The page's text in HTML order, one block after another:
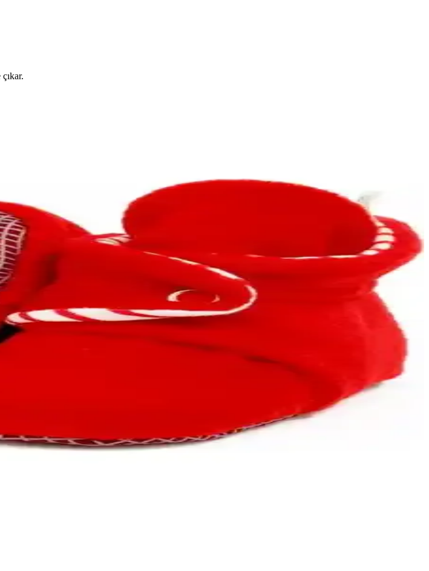
olur, renkli modelleriyle çocuklar için eğlenceli seçenekler sunar.
Rehberi
ve ideal hediye kombinasyonları hakkında detaylar.
favorisi. Konfor ve şıklığı bir arada sunan modeller, bebeğinizin hareket özgürlüğünü destekler.
Kış Seçeneği
kış aylarında tercih ettiği şık ve fonksiyonel bir ürün.
detaylı karşılaştırılıyor.
Sunar
taban ile çocukların konforunu ve güvenliğini artırır.